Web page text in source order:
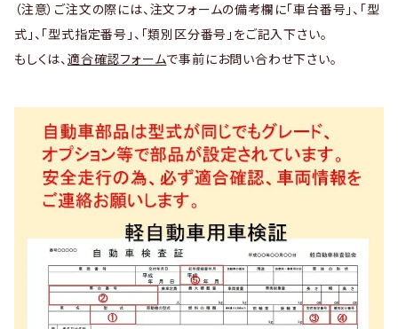
（注意）ご注文の際には、注文フォームの備考欄に「車台番号」、「型
式」、「型式指定番号」、「類別区分番号」をご記入下さい。
もしくは、 適合確認フォームで事前にお問い合わせ下さい。